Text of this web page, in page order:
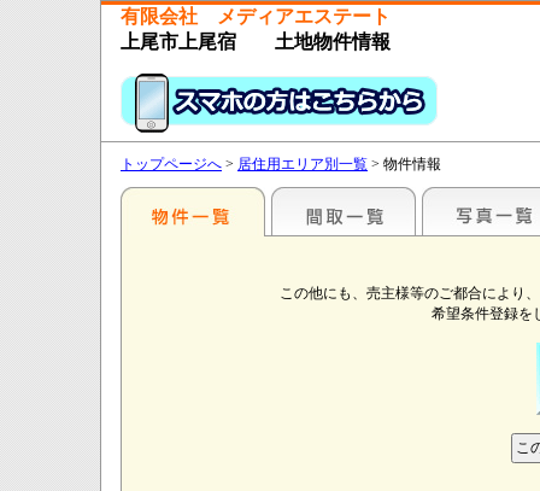
有限会社 メディアエステート
上尾市上尾宿 土地物件情報
トップページへ > 居住用エリア別一覧 > 物件情報
この他にも、売主様等のご都合により
希望条件登録を